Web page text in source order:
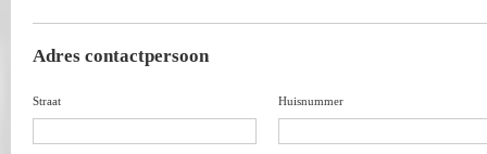
Adres contactpersoon
Straat Huisnummer